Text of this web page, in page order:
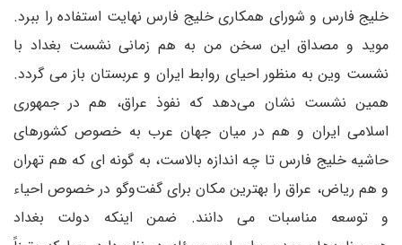
خلیج فارس و شورای همکاری خلیج فارس نهایت استفاده را ببرد.
موید و مصداق این سخن من به هم زمانی نشست بغداد با
نشست وین به منظور احیای روابط ایران و عربستان باز می گردد.
همین نشست نشان می‌دهد که نفوذ عراق، هم در جمهوری
اسلامی ایران و هم در میان جهان عرب به خصوص کشورهای
حاشیه خلیج فارس تا چه اندازه بالاست، به گونه ای که هم تهران
و هم ریاض، عراق را بهترین مکان برای گفت‌وگو در خصوص احیاء
و توسعه مناسبات می دانند. ضمن اینکه دولت بغداد